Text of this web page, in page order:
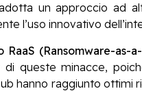
un approccio ad
l’uso innovativo
RaaS (Ransomware-as-
di queste minacce,
hanno raggiunto ottimi